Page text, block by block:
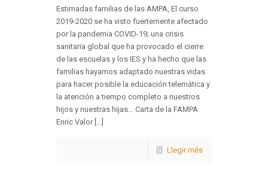
Estimadas familias de las AMPA, El curso
2019-2020 se ha visto fuertemente afectado
por la pandemia COVID-19; una crisis
sanitaria global que ha provocado el cierre
de las escuelas y los IES y ha hecho que las
familias hayamos adaptado nuestras vidas
para hacer posible la educación telemática y
la atención a tiempo completo a nuestros
hijos y nuestras hijas… Carta de la FAMPA
Enric Valor [...]
Llegir més